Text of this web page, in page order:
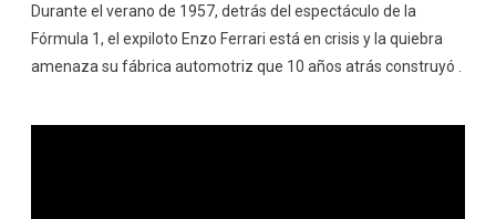
Durante el verano de 1957, detrás del espectáculo de la
Fórmula 1, el expiloto Enzo Ferrari está en crisis y la quiebra
amenaza su fábrica automotriz que 10 años atrás construyó .